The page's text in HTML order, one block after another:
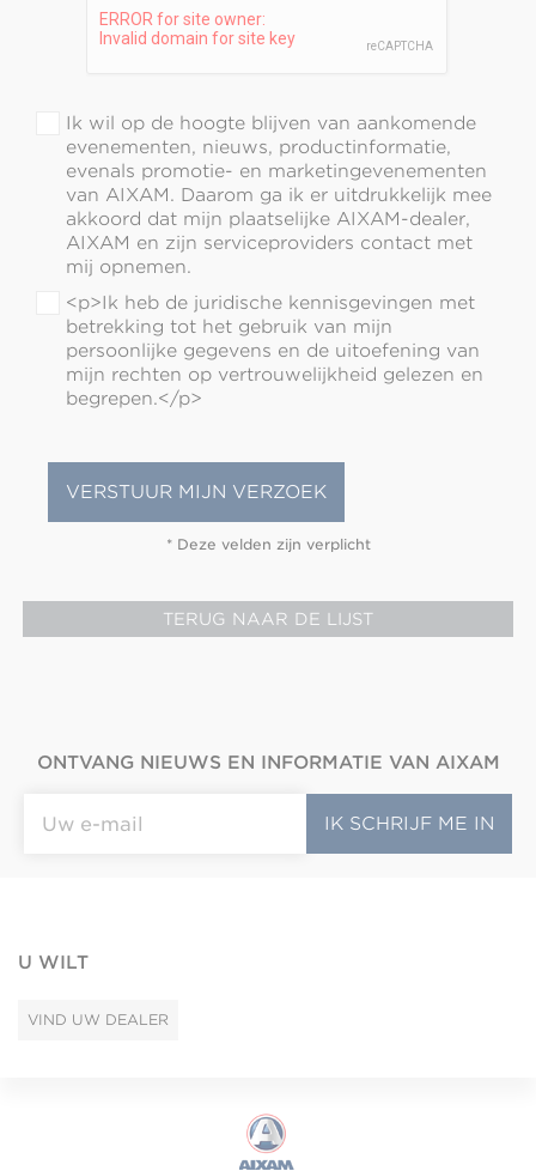
Ik wil op de hoogte blijven van aankomende
evenementen, nieuws, productinformatie,
evenals promotie- en marketingevenementen
van AIXAM. Daarom ga ik er uitdrukkelijk mee
akkoord dat mijn plaatselijke AIXAM-dealer,
AIXAM en zijn serviceproviders contact met
mij opnemen.
<p>Ik heb de juridische kennisgevingen met
betrekking tot het gebruik van mijn
persoonlijke gegevens en de uitoefening van
mijn rechten op vertrouwelijkheid gelezen en
begrepen.</p>
* Deze velden zijn verplicht
TERUG NAAR DE LIJST
ONTVANG NIEUWS EN INFORMATIE VAN AIXAM
U WILT
VIND UW DEALER